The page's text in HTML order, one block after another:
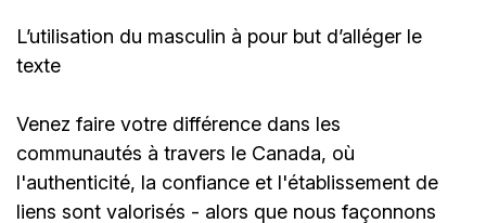
L’utilisation du masculin à pour but d’alléger le
texte
Venez faire votre différence dans les
communautés à travers le Canada, où
l'authenticité, la confiance et l'établissement de
liens sont valorisés - alors que nous façonnons